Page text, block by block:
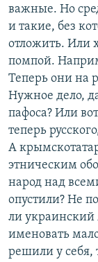
важные. Но
и такие, без
отложить. Или
помпой.
Теперь они на
Нужное дело,
пафоса? Или
теперь
А
этническим
народ над
опустили? Не
ли украинский
именовать
решили у себя,